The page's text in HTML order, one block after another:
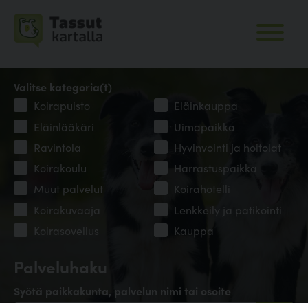
Palveluhaku
Syötä paikkakunta, palvelun nimi tai osoite
Valitse kategoria(t)
Koirapuisto
Eläinkauppa
Eläinlääkäri
Uimapaikka
Ravintola
Hyvinvointi ja hoitolat
Koirakoulu
Harrastuspaikka
Muut palvelut
Koirahotelli
Koirakuvaaja
Lenkkeily ja patikointi
Koirasovellus
Kauppa